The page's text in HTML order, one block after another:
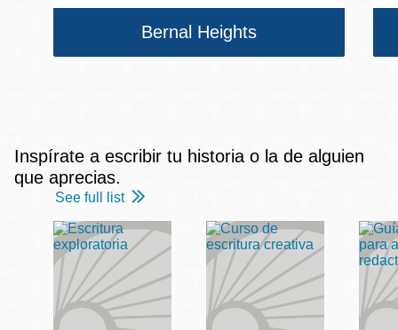
Bernal Heights
Inspírate a escribir tu historia o la de alguien
que aprecias.
See full list